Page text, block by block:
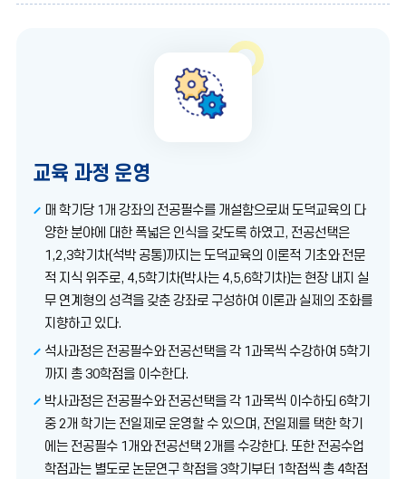
교육 과정 운영
매 학기당 1개 강좌의 전공필수를 개설함으로써 도덕교육의 다
양한 분야에 대한 폭넓은 인식을 갖도록 하였고, 전공선택은
1,2,3학기차(석박 공통)까지는 도덕교육의 이론적 기초와 전문
적 지식 위주로, 4,5학기차(박사는 4,5,6학기차)는 현장 내지 실
무 연계형의 성격을 갖춘 강좌로 구성하여 이론과 실제의 조화를
지향하고 있다.
석사과정은 전공필수와 전공선택을 각 1과목씩 수강하여 5학기
까지 총 30학점을 이수한다.
박사과정은 전공필수와 전공선택을 각 1과목씩 이수하되 6학기
중 2개 학기는 전일제로 운영할 수 있으며, 전일제를 택한 학기
에는 전공필수 1개와 전공선택 2개를 수강한다. 또한 전공수업
학점과는 별도로 논문연구 학점을 3학기부터 1학점씩 총 4학점